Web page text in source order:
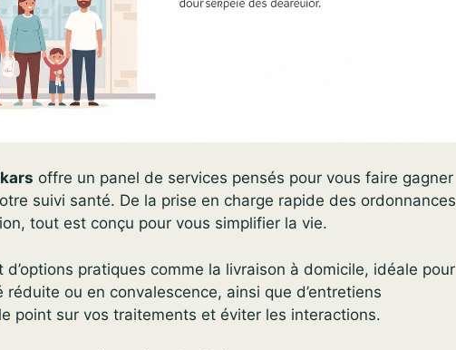
offre un panel de services pensés pour vous faire gagner
suivi santé. De la prise en charge rapide des ordonnances
tout est conçu pour vous simplifier la vie.
pratiques comme la livraison à domicile, idéale pour
ou en convalescence, ainsi que d’entretiens
point sur vos traitements et éviter les interactions.